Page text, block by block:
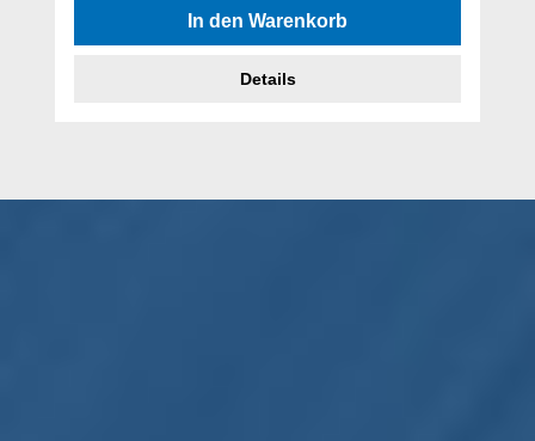
In den Warenkorb
Details